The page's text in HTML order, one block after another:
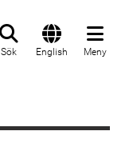
Sök English Meny